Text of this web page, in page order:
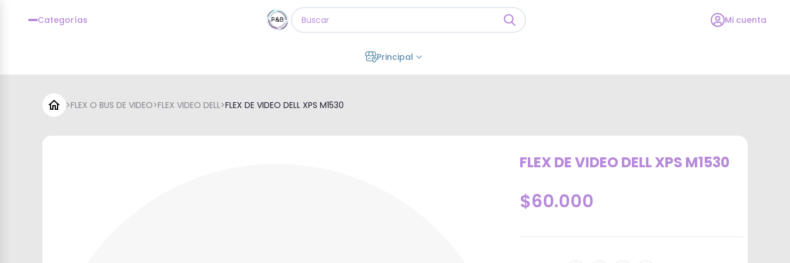
Categorías Mi cuenta
Principal
>FLEX O BUS DE VIDEO>FLEX VIDEO DELL>FLEX DE VIDEO DELL XPS M1530
FLEX DE VIDEO DELL XPS M1530
$60.000